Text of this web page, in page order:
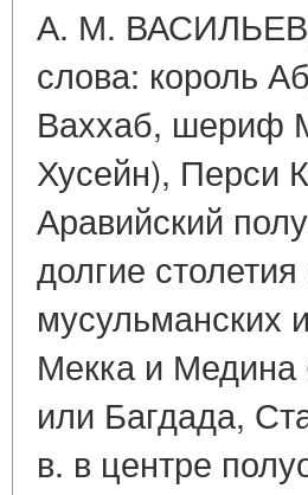
А. М.
слова: король
Ваххаб, шериф
Хусейн), Перси
Аравийский
долгие
мусульманских
Мекка и Медина
или Багдада,
в. в центре